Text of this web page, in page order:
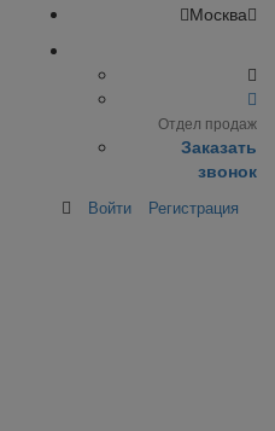
Москва
Отдел продаж
Заказать
звонок
Войти Регистрация